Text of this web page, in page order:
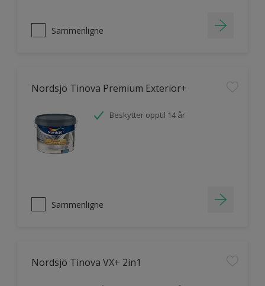
Sammenligne
Nordsjö Tinova Premium Exterior+
Beskytter opptil 14 år
Sammenligne
Nordsjö Tinova VX+ 2in1